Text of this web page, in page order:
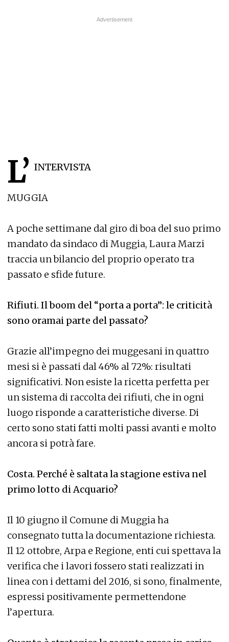
L’ INTERVISTA
MUGGIA
A poche settimane dal giro di boa del suo primo
mandato da sindaco di Muggia, Laura Marzi
traccia un bilancio del proprio operato tra
passato e sfide future.
Rifiuti. Il boom del “porta a porta”: le criticità
sono oramai parte del passato?
Grazie all’impegno dei muggesani in quattro
mesi si è passati dal 46% al 72%: risultati
significativi. Non esiste la ricetta perfetta per
un sistema di raccolta dei rifiuti, che in ogni
luogo risponde a caratteristiche diverse. Di
certo sono stati fatti molti passi avanti e molto
ancora si potrà fare.
Costa. Perché è saltata la stagione estiva nel
primo lotto di Acquario?
Il 10 giugno il Comune di Muggia ha
consegnato tutta la documentazione richiesta.
Il 12 ottobre, Arpa e Regione, enti cui spettava la
verifica che i lavori fossero stati realizzati in
linea con i dettami del 2016, si sono, finalmente,
espressi positivamente permettendone
l’apertura.